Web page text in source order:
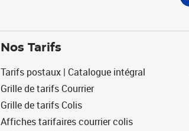
Nos Tarifs
Tarifs postaux | Catalogue intégral
Grille de tarifs Courrier
Grille de tarifs Colis
Affiches tarifaires courrier colis